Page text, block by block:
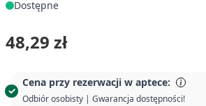
Dostępne
Cena przy rezerwacji w aptece:
Odbiór osobisty | Gwarancja dostępności!
48,29 zł